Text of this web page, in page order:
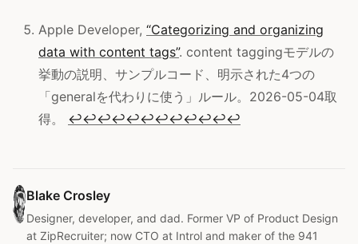
Apple Developer, “Categorizing and organizing
data with content tags”. content taggingモデルの
挙動の説明、サンプルコード、明示された4つの
「generalを代わりに使う」ルール。2026-05-04取
得。 ↩↩↩↩↩↩↩↩↩↩↩↩
Blake Crosley
Designer, developer, and dad. Former VP of Product Design
at ZipRecruiter; now CTO at Introl and maker of the 941